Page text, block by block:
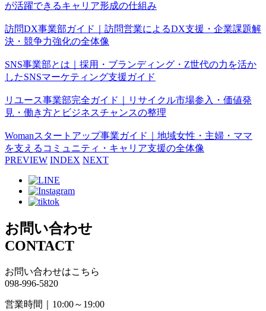
が活躍できるキャリア形成の仕組み
訪問DX事業部ガイド｜訪問営業によるDX支援・企業課題解
決・競争力強化の全体像
SNS事業部とは｜採用・ブランディング・Z世代の力を活か
したSNSマーケティング支援ガイド
リユース事業部完全ガイド｜リサイクル市場参入・価値発
見・働き方とビジネスチャンスの整理
Womanスタートアップ事業ガイド｜地域女性・主婦・ママ
を支えるコミュニティ・キャリア支援の全体像
PREVIEW INDEX NEXT
お問い合わせ
CONTACT
お問い合わせはこちら
098-996-5820
営業時間｜10:00～19:00